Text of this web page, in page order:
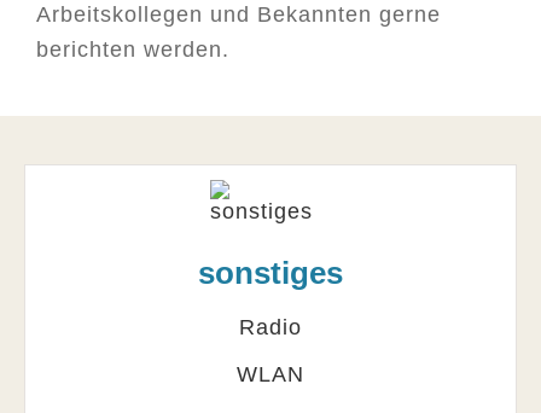
Arbeitskollegen und Bekannten gerne
berichten werden.
sonstiges
Radio
WLAN